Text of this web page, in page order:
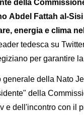
della
Abdel Fattah al-
energia e clima
tedesca su
per garantire
generale della Nato
della
e dell'incontro con il